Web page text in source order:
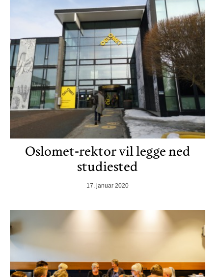
Oslomet-rektor vil legge ned
studiested
17. januar 2020